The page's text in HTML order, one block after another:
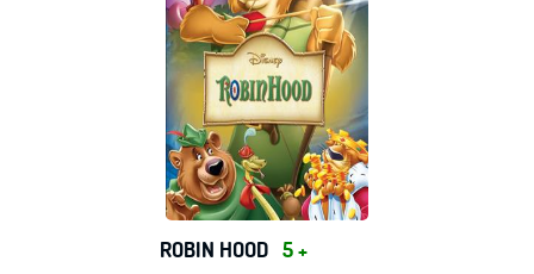
ROBIN HOOD 5 +